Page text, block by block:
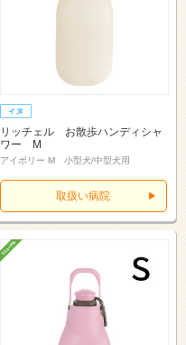
リッチェル お散歩ハンディシャ
ワー M
アイボリー M 小型犬/中型犬用
取扱い病院